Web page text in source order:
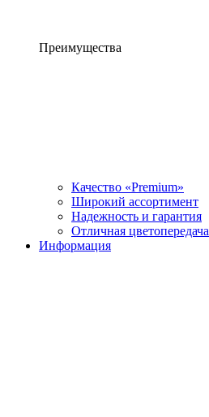
Преимущества
Качество «Premium»
Широкий ассортимент
Надежность и гарантия
Отличная цветопередача
Информация